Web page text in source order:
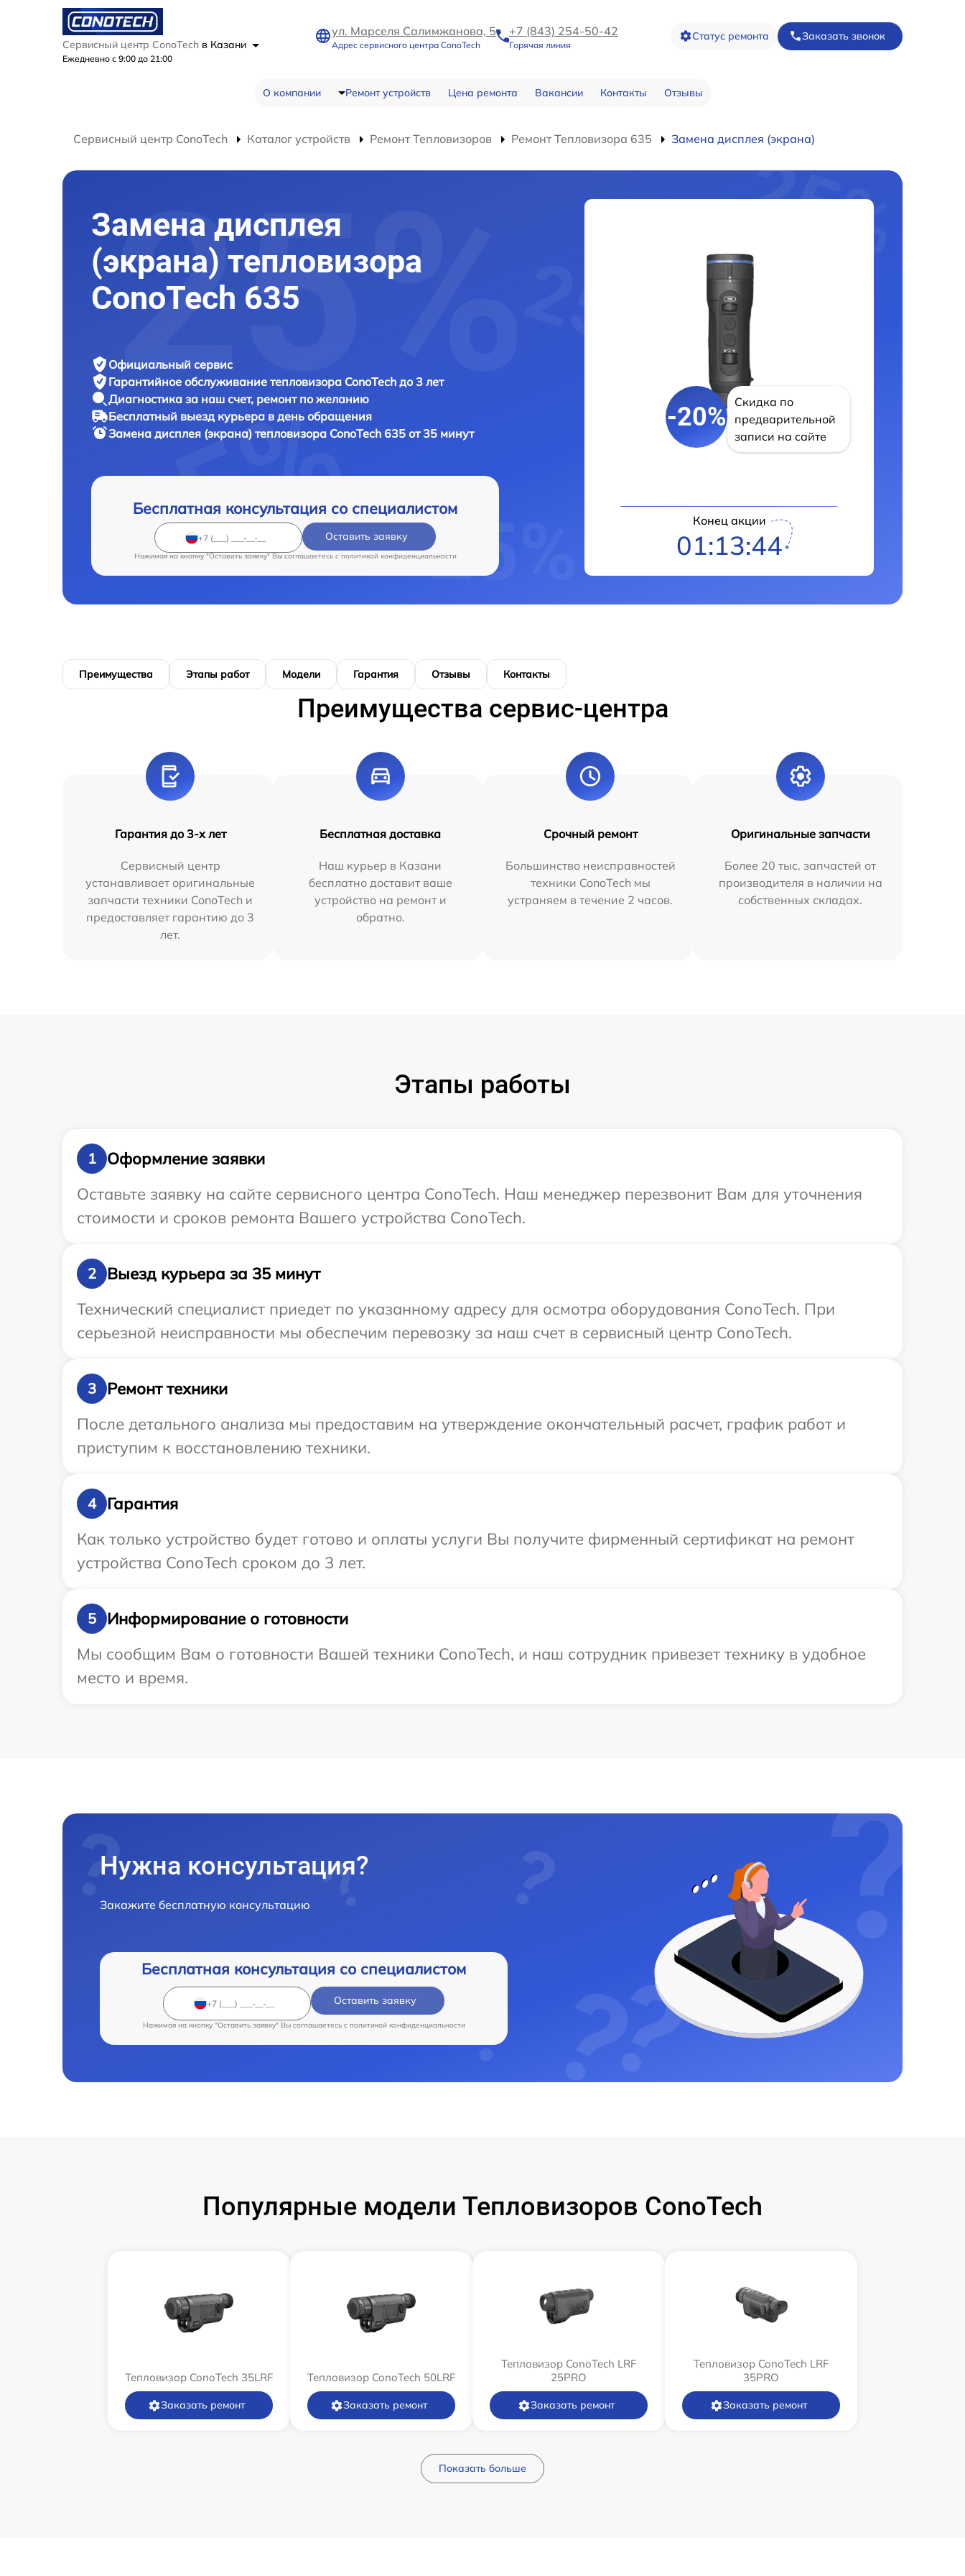
Сервисный центр ConoTech в Казани
Ежедневно с 9:00 до 21:00
ул. Марселя Салимжанова, 5
Адрес сервисного центра ConoTech
+7 (843) 254-50-42
Горячая линия
Статус ремонта Заказать звонок
О компании Ремонт устройств Цена ремонта Вакансии Контакты Отзывы
Сервисный центр ConoTech Каталог устройств Ремонт Тепловизоров Ремонт Тепловизора 635 Замена дисплея (экрана)
Замена дисплея
(экрана) тепловизора
ConoTech 635
Официальный сервис
Гарантийное обслуживание тепловизора ConoTech до 3 лет
Диагностика за наш счет, ремонт по желанию
Бесплатный выезд курьера в день обращения
Замена дисплея (экрана) тепловизора ConoTech 635 от 35 минут
Бесплатная консультация со специалистом
Оставить заявку
Нажимая на кнопку "Оставить заявку" Вы соглашаетесь c политикой конфиденциальности
-20%
Скидка по
предварительной
записи на сайте
Конец акции
01:13:43
Преимущества Этапы работ Модели Гарантия Отзывы Контакты
Преимущества сервис-центра
Гарантия до 3-х лет
Сервисный центр
устанавливает оригинальные
запчасти техники ConoTech и
предоставляет гарантию до 3
лет.
Бесплатная доставка
Наш курьер в Казани
бесплатно доставит ваше
устройство на ремонт и
обратно.
Срочный ремонт
Большинство неисправностей
техники ConoTech мы
устраняем в течение 2 часов.
Оригинальные запчасти
Более 20 тыс. запчастей от
производителя в наличии на
собственных складах.
Этапы работы
1
Оформление заявки
Оставьте заявку на сайте сервисного центра ConoTech. Наш менеджер перезвонит Вам для уточнения
стоимости и сроков ремонта Вашего устройства ConoTech.
2
Выезд курьера за 35 минут
Технический специалист приедет по указанному адресу для осмотра оборудования ConoTech. При
серьезной неисправности мы обеспечим перевозку за наш счет в сервисный центр ConoTech.
3
Ремонт техники
После детального анализа мы предоставим на утверждение окончательный расчет, график работ и
приступим к восстановлению техники.
4
Гарантия
Как только устройство будет готово и оплаты услуги Вы получите фирменный сертификат на ремонт
устройства ConoTech сроком до 3 лет.
5
Информирование о готовности
Мы сообщим Вам о готовности Вашей техники ConoTech, и наш сотрудник привезет технику в удобное
место и время.
Нужна консультация?
Закажите бесплатную консультацию
Бесплатная консультация со специалистом
Оставить заявку
Нажимая на кнопку "Оставить заявку" Вы соглашаетесь c политикой конфиденциальности
Популярные модели Тепловизоров ConoTech
Тепловизор ConoTech 35LRF
Заказать ремонт
Тепловизор ConoTech 50LRF
Заказать ремонт
Тепловизор ConoTech LRF
25PRO
Заказать ремонт
Тепловизор ConoTech LRF
35PRO
Заказать ремонт
Показать больше